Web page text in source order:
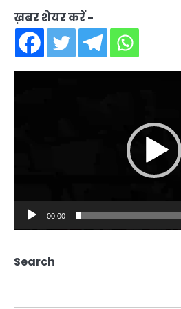
ख़बर शेयर करें -
00:00
Search